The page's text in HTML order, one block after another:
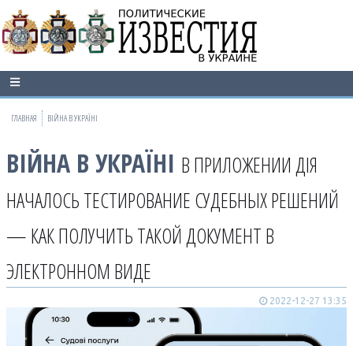
ГЛАВНАЯ ВІЙНА В УКРАЇНІ
ВІЙНА В УКРАЇНІ В ПРИЛОЖЕНИИ ДІЯ
НАЧАЛОСЬ ТЕСТИРОВАНИЕ СУДЕБНЫХ РЕШЕНИЙ
— КАК ПОЛУЧИТЬ ТАКОЙ ДОКУМЕНТ В
ЭЛЕКТРОННОМ ВИДЕ
2022-12-27 13:35